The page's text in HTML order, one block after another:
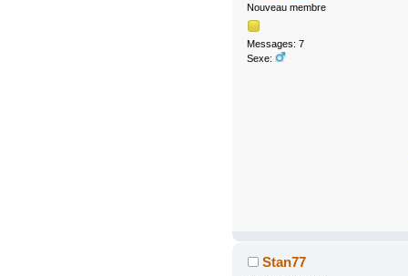
Nouveau membre
Messages: 7
Sexe:
Stan77